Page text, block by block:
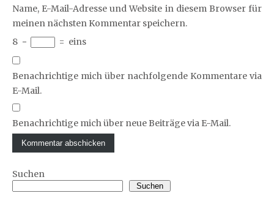
Name, E-Mail-Adresse und Website in diesem Browser für
meinen nächsten Kommentar speichern.
8 − = eins
Benachrichtige mich über nachfolgende Kommentare via
E-Mail.
Benachrichtige mich über neue Beiträge via E-Mail.
Suchen
Suchen